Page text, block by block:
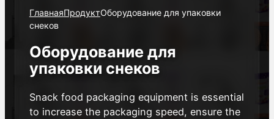
ГлавнаяПродуктОборудование для упаковки
снеков
Оборудование для
упаковки снеков
Snack food packaging equipment is essential
to increase the packaging speed, ensure the